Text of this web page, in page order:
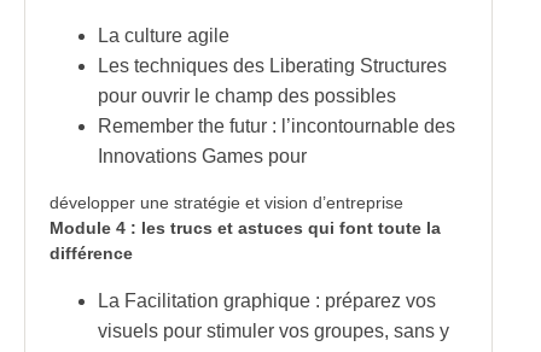
La culture agile
Les techniques des Liberating Structures
pour ouvrir le champ des possibles
Remember the futur : l’incontournable des
Innovations Games pour
développer une stratégie et vision d’entreprise
Module 4 : les trucs et astuces qui font toute la
différence
La Facilitation graphique : préparez vos
visuels pour stimuler vos groupes, sans y